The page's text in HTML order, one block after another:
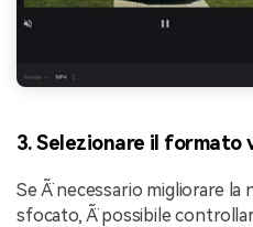
3. Selezionare il formato
Se Ã¨ necessario migliorare
sfocato, Ã¨ possibile